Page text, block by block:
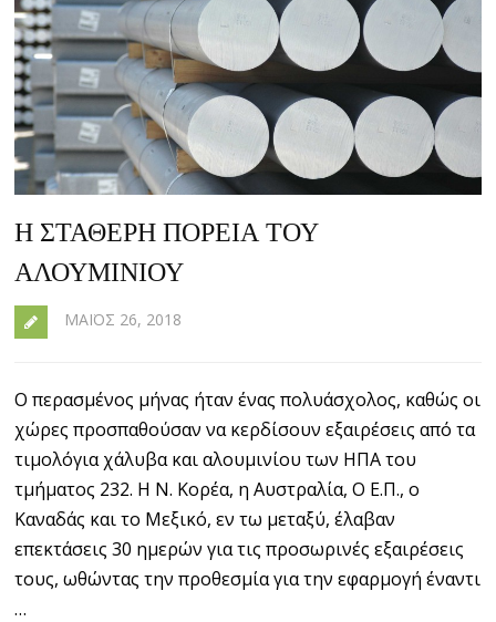
Η ΣΤΑΘΕΡΉ ΠΟΡΕΊΑ ΤΟΥ
ΑΛΟΥΜΙΝΊΟΥ
ΜΆΙΟΣ 26, 2018
Ο περασμένος μήνας ήταν ένας πολυάσχολος, καθώς οι
χώρες προσπαθούσαν να κερδίσουν εξαιρέσεις από τα
τιμολόγια χάλυβα και αλουμινίου των ΗΠΑ του
τμήματος 232. Η Ν. Κορέα, η Αυστραλία, Ο Ε.Π., ο
Καναδάς και το Μεξικό, εν τω μεταξύ, έλαβαν
επεκτάσεις 30 ημερών για τις προσωρινές εξαιρέσεις
τους, ωθώντας την προθεσμία για την εφαρμογή έναντι
…